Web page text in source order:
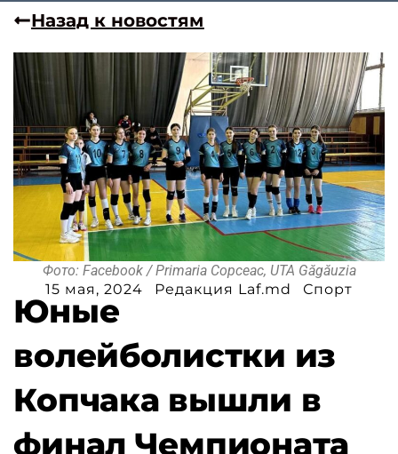
Назад к новостям
Фото: Facebook / Primaria Copceac, UTA Găgăuzia
15 мая, 2024
Редакция Laf.md Спорт
Юные
волейболистки из
Копчака вышли в
финал Чемпионата